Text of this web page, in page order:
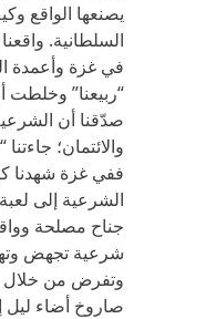
يصنعها الواقع
السلطانية.
في غزة وأعمدة
“ربيعنا” وخلطت
صدّقنا أن
والائتمان؛
ففي غزة شهدنا
الشرعية إلى
جناح مصلحة
شرعية تجهض
وتفرض من
صاروخ أضاء ليل